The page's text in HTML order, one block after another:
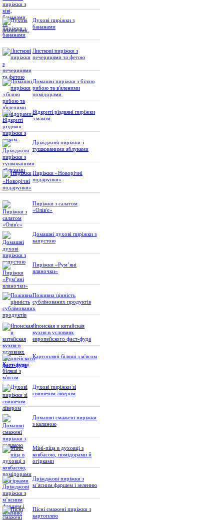
Духові пиріжки з
бананами
Листкові пиріжки з
печерицями та фетою
Домашні пиріжки з білою
рибою та в'яленими
помідорами.
Відкриті різдвяні пиріжки
з маком.
Дріжджові пиріжки з
тушкованими яблуками
Пиріжки «Новорічні
подарунки»
Пиріжки з салатом
«Олів'є»
Домашні духові пиріжки з
капустою
Пиріжки «Рум’яні
ялиночки»
Поживна цінність
сублімованих продуктів
Японская и китайская
кухня в условиях
европейского фаст-фуда
Картопляні біляші з м'ясом
Духові пиріжки зі
свинячим лівером
Домашні смажені пиріжки
з калиною
Міні-піца в духовці з
ковбасою, помідорами й
огірками
Дріжджові пиріжки з
м’ясним фаршем і зеленню
Пісні смажені пиріжки з
картоплею